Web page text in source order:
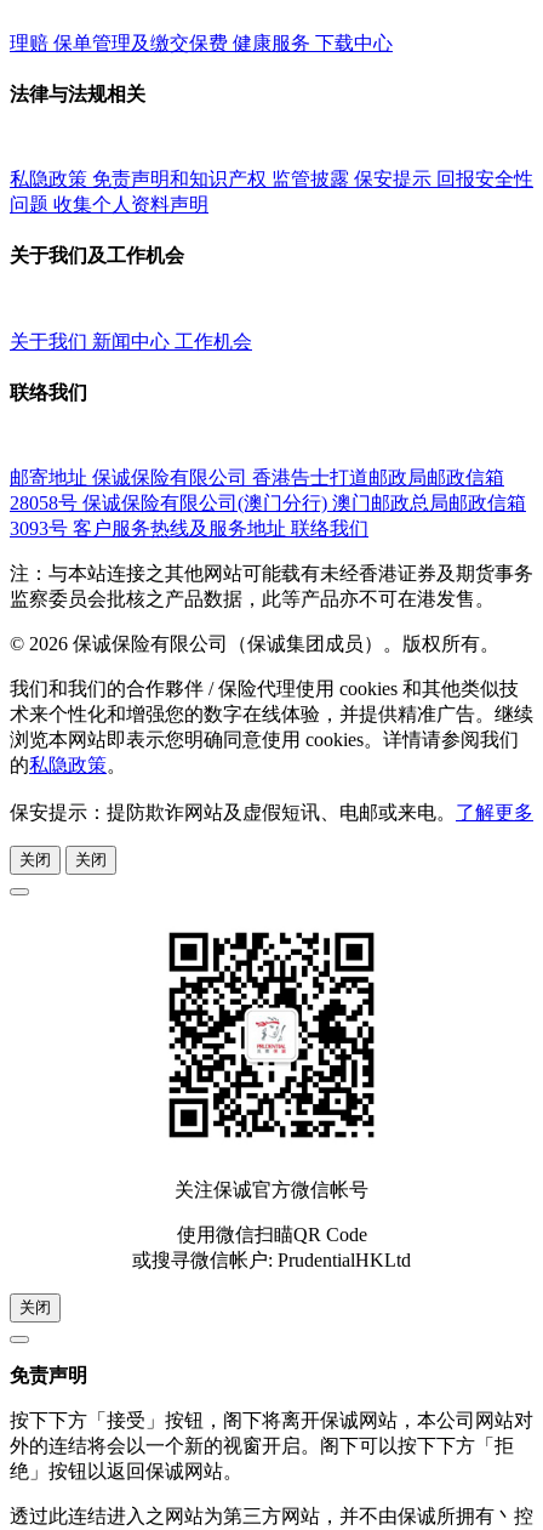
理赔 保单管理及缴交保费 健康服务 下载中心
法律与法规相关
私隐政策 免责声明和知识产权 监管披露 保安提示 回报安全性
问题 收集个人资料声明
关于我们及工作机会
关于我们 新闻中心 工作机会
联络我们
邮寄地址 保诚保险有限公司 香港告士打道邮政局邮政信箱
28058号 保诚保险有限公司(澳门分行) 澳门邮政总局邮政信箱
3093号 客户服务热线及服务地址 联络我们
注：与本站连接之其他网站可能载有未经香港证券及期货事务
监察委员会批核之产品数据，此等产品亦不可在港发售。
© 2026 保诚保险有限公司（保诚集团成员）。版权所有。
我们和我们的合作夥伴 / 保险代理使用 cookies 和其他类似技
术来个性化和增强您的数字在线体验，并提供精准广告。继续
浏览本网站即表示您明确同意使用 cookies。详情请参阅我们
的私隐政策。
保安提示：提防欺诈网站及虚假短讯、电邮或来电。 了解更多
关闭 关闭
关注保诚官方微信帐号
使用微信扫瞄QR Code
或搜寻微信帐户: PrudentialHKLtd
关闭
免责声明
按下下方「接受」按钮，阁下将离开保诚网站，本公司网站对
外的连结将会以一个新的视窗开启。阁下可以按下下方「拒
绝」按钮以返回保诚网站。
透过此连结进入之网站为第三方网站，并不由保诚所拥有丶控